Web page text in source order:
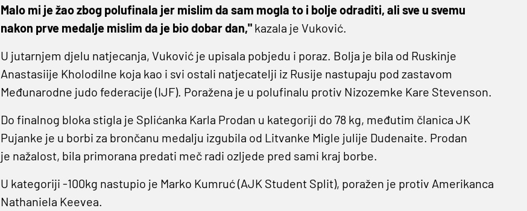
Malo mi je žao zbog polufinala jer mislim da sam mogla to i bolje odraditi, ali sve u svemu
nakon prve medalje mislim da je bio dobar dan,"kazala je Vuković.
U jutarnjem djelu natjecanja, Vuković je upisala pobjedu i poraz. Bolja je bila od Ruskinje
Anastasiije Kholodilne koja kao i svi ostali natjecatelji iz Rusije nastupaju pod zastavom
Međunarodne judo federacije (IJF). Poražena je u polufinalu protiv Nizozemke Kare Stevenson.
Do finalnog bloka stigla je Splićanka Karla Prodan u kategoriji do 78 kg, međutim članica JK
Pujanke je u borbi za brončanu medalju izgubila od Litvanke Migle julije Dudenaite. Prodan
je nažalost, bila primorana predati meč radi ozljede pred sami kraj borbe.
U kategoriji -100kg nastupio je Marko Kumruć (AJK Student Split), poražen je protiv Amerikanca
Nathaniela Keevea.